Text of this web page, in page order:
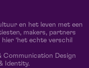
en het leven met een
makers, partners
‘het echte verschil
Communication Design
Identity.